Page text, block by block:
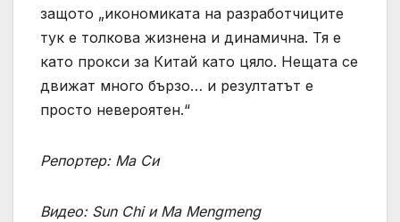
защото „икономиката на разработчиците
тук е толкова жизнена и динамична. Тя е
като прокси за Китай като цяло. Нещата се
движат много бързо… и резултатът е
просто невероятен.“
Репортер: Ма Си
Видео: Sun Chi и Ma Mengmeng